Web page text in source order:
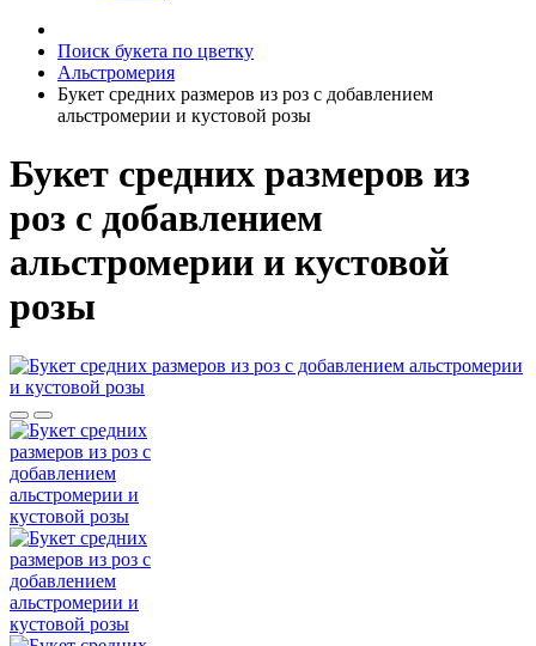
Поиск букета по цветку
Альстромерия
Букет средних размеров из роз c добавлением
альстромерии и кустовой розы
Букет средних размеров из
роз c добавлением
альстромерии и кустовой
розы